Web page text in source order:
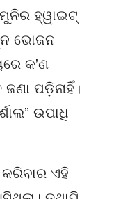
ହ୍ୱାଇଟ୍
ଭୋଜନ
କ’ଣ
ପଡ଼ିନାହିଁ।
ଉପାଧି
ଏହି